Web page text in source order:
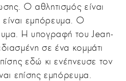
Ο αθλητισμός είναι
εμπόρευμα. Ο
Η υπογραφή του Jean-
σε ένα κομμάτι
εδώ κι ενέπνευσε τον
επίσης εμπόρευμα.